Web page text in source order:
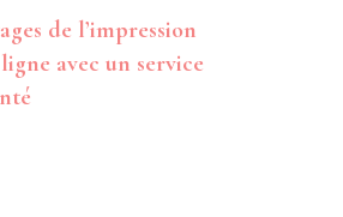
de l’impression
avec un service